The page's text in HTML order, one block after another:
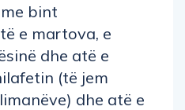
bint
e martova, e
dhe atë e
(të jem
dhe atë e